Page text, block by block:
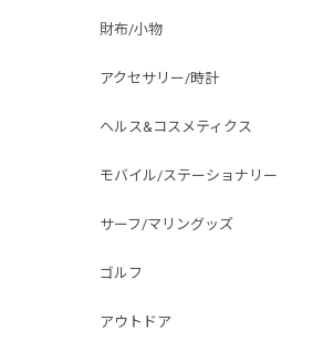
財布/小物
アクセサリー/時計
ヘルス&コスメティクス
モバイル/ステーショナリー
サーフ/マリングッズ
ゴルフ
アウトドア